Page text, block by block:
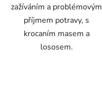
zažíváním a problémovým
příjmem potravy, s
krocaním masem a
lososem.